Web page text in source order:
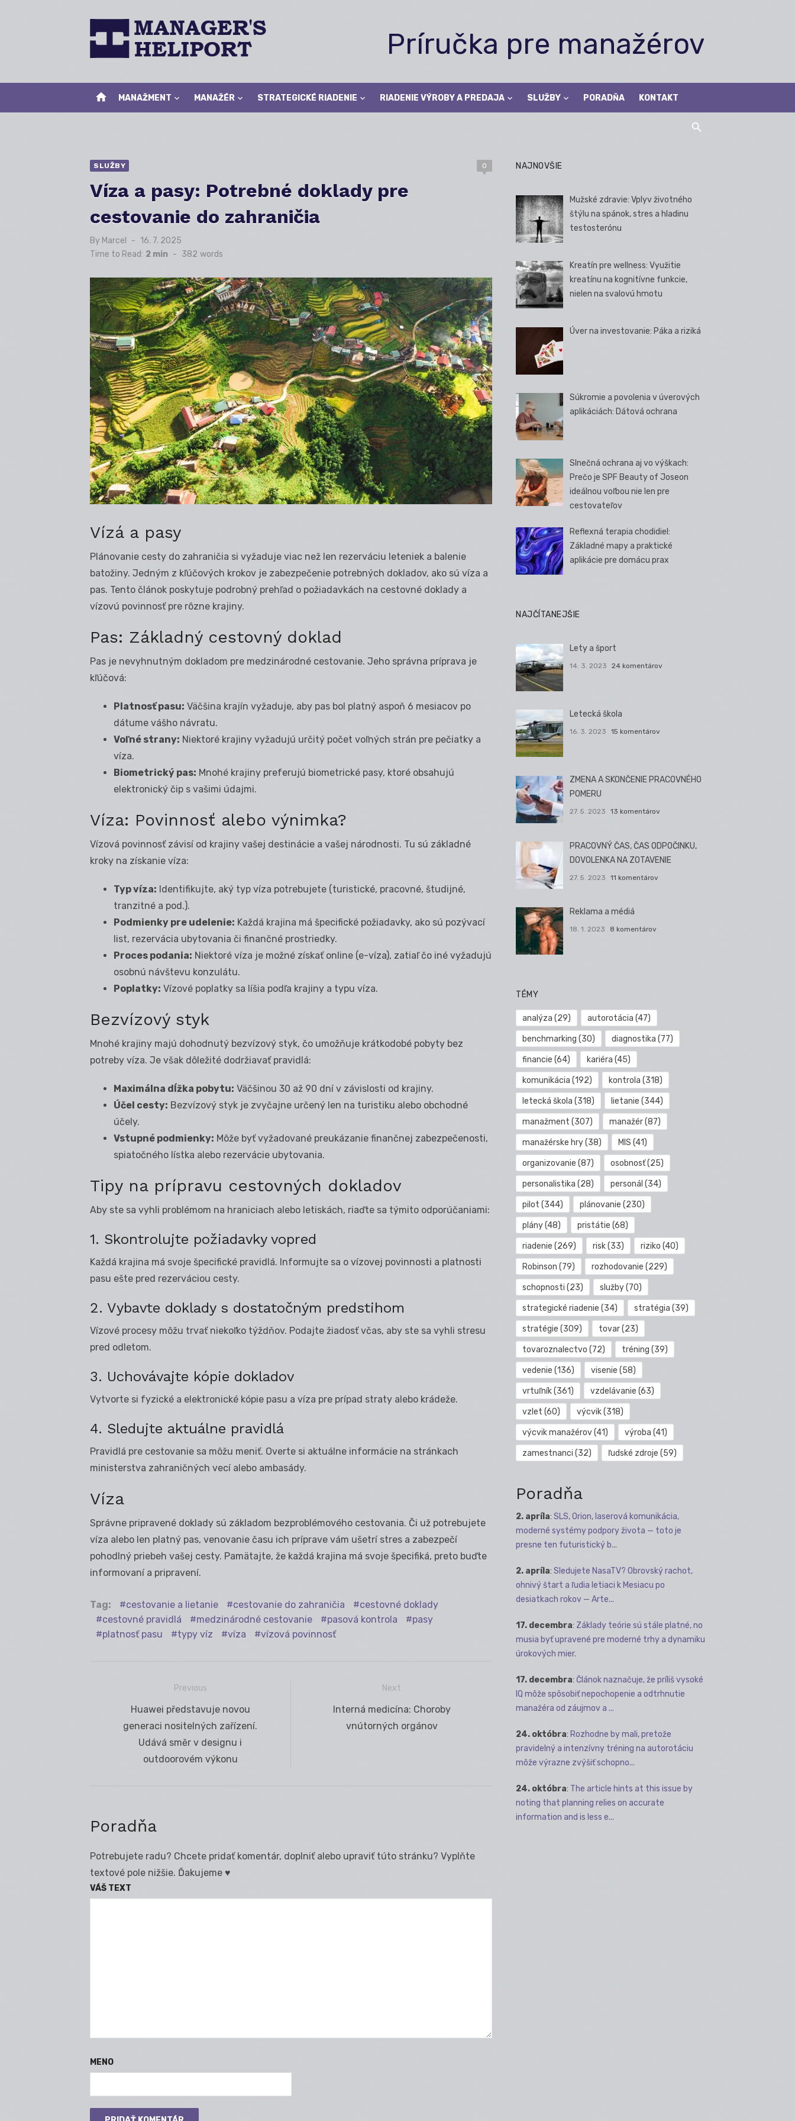
Príručka pre manažérov
home MANAŽMENT MANAŽÉR STRATEGICKÉ RIADENIE RIADENIE VÝROBY A PREDAJA SLUŽBY PORADŇA KONTAKT
SLUŽBY 0
Víza a pasy: Potrebné doklady pre
cestovanie do zahraničia
By Marcel
Posted
on
16. 7. 2025
Time to Read: 2 min - 382 words
Vízá a pasy
Plánovanie cesty do zahraničia si vyžaduje viac než len rezerváciu leteniek a balenie
batožiny. Jedným z kľúčových krokov je zabezpečenie potrebných dokladov, ako sú víza a
pas. Tento článok poskytuje podrobný prehľad o požiadavkách na cestovné doklady a
vízovú povinnosť pre rôzne krajiny.
Pas: Základný cestovný doklad
Pas je nevyhnutným dokladom pre medzinárodné cestovanie. Jeho správna príprava je
kľúčová:
Platnosť pasu: Väčšina krajín vyžaduje, aby pas bol platný aspoň 6 mesiacov po
dátume vášho návratu.
Voľné strany: Niektoré krajiny vyžadujú určitý počet voľných strán pre pečiatky a
víza.
Biometrický pas: Mnohé krajiny preferujú biometrické pasy, ktoré obsahujú
elektronický čip s vašimi údajmi.
Víza: Povinnosť alebo výnimka?
Vízová povinnosť závisí od krajiny vašej destinácie a vašej národnosti. Tu sú základné
kroky na získanie víza:
Typ víza: Identifikujte, aký typ víza potrebujete (turistické, pracovné, študijné,
tranzitné a pod.).
Podmienky pre udelenie: Každá krajina má špecifické požiadavky, ako sú pozývací
list, rezervácia ubytovania či finančné prostriedky.
Proces podania: Niektoré víza je možné získať online (e-víza), zatiaľ čo iné vyžadujú
osobnú návštevu konzulátu.
Poplatky: Vízové poplatky sa líšia podľa krajiny a typu víza.
Bezvízový styk
Mnohé krajiny majú dohodnutý bezvízový styk, čo umožňuje krátkodobé pobyty bez
potreby víza. Je však dôležité dodržiavať pravidlá:
Maximálna dĺžka pobytu: Väčšinou 30 až 90 dní v závislosti od krajiny.
Účel cesty: Bezvízový styk je zvyčajne určený len na turistiku alebo obchodné
účely.
Vstupné podmienky: Môže byť vyžadované preukázanie finančnej zabezpečenosti,
spiatočného lístka alebo rezervácie ubytovania.
Tipy na prípravu cestovných dokladov
Aby ste sa vyhli problémom na hraniciach alebo letiskách, riaďte sa týmito odporúčaniami:
1. Skontrolujte požiadavky vopred
Každá krajina má svoje špecifické pravidlá. Informujte sa o vízovej povinnosti a platnosti
pasu ešte pred rezerváciou cesty.
2. Vybavte doklady s dostatočným predstihom
Vízové procesy môžu trvať niekoľko týždňov. Podajte žiadosť včas, aby ste sa vyhli stresu
pred odletom.
3. Uchovávajte kópie dokladov
Vytvorte si fyzické a elektronické kópie pasu a víza pre prípad straty alebo krádeže.
4. Sledujte aktuálne pravidlá
Pravidlá pre cestovanie sa môžu meniť. Overte si aktuálne informácie na stránkach
ministerstva zahraničných vecí alebo ambasády.
Víza
Správne pripravené doklady sú základom bezproblémového cestovania. Či už potrebujete
víza alebo len platný pas, venovanie času ich príprave vám ušetrí stres a zabezpečí
pohodlný priebeh vašej cesty. Pamätajte, že každá krajina má svoje špecifiká, preto buďte
informovaní a pripravení.
Tag: cestovanie a lietanie cestovanie do zahraničia
cestovné doklady
cestovné pravidlá
medzinárodné cestovanie pasová kontrola
pasy
platnosť pasu
typy víz víza vízová povinnosť
Navigácia
článku
Previous
Previous
post:
Huawei představuje novou
generaci nositelných zařízení.
Udává směr v designu i
outdoorovém výkonu
Next
Interná medicína: Choroby
vnútorných orgánov
Poradňa
Potrebujete radu? Chcete pridať komentár, doplniť alebo upraviť túto stránku? Vyplňte
textové pole nižšie. Ďakujeme ♥
VÁŠ TEXT
MENO
NAJNOVŠIE
Mužské zdravie: Vplyv životného
štýlu na spánok, stres a hladinu
testosterónu
Kreatín pre wellness: Využitie
kreatínu na kognitívne funkcie,
nielen na svalovú hmotu
Úver na investovanie: Páka a riziká
Súkromie a povolenia v úverových
aplikáciách: Dátová ochrana
Slnečná ochrana aj vo výškach:
Prečo je SPF Beauty of Joseon
ideálnou voľbou nie len pre
cestovateľov
Reflexná terapia chodidiel:
Základné mapy a praktické
aplikácie pre domácu prax
NAJČÍTANEJŠIE
Lety a šport
14. 3. 2023 24 komentárov
Letecká škola
16. 3. 2023 15 komentárov
ZMENA A SKONČENIE PRACOVNÉHO
POMERU
27. 5. 2023 13 komentárov
PRACOVNÝ ČAS, ČAS ODPOČINKU,
DOVOLENKA NA ZOTAVENIE
27. 5. 2023 11 komentárov
Reklama a médiá
18. 1. 2023 8 komentárov
TÉMY
analýza (29) autorotácia (47)
benchmarking (30) diagnostika (77)
financie (64) kariéra (45)
komunikácia (192) kontrola (318)
letecká škola (318) lietanie (344)
manažment (307) manažér(87)
manažérske hry(38) MIS (41)
organizovanie (87) osobnosť(25)
personalistika (28) personál (34)
pilot (344) plánovanie (230)
plány(48) pristátie (68)
riadenie (269) risk(33) riziko (40)
Robinson (79) rozhodovanie (229)
schopnosti (23) služby(70)
strategické riadenie (34) stratégia (39)
stratégie (309) tovar(23)
tovaroznalectvo (72) tréning (39)
vedenie (136) visenie (58)
vrtuľník(361) vzdelávanie (63)
vzlet (60) výcvik(318)
výcvik manažérov(41) výroba (41)
zamestnanci (32) ľudské zdroje (59)
Poradňa
2. apríla: SLS, Orion, laserová komunikácia,
moderné systémy podpory života — toto je
presne ten futuristický b...
2. apríla: Sledujete NasaTV? Obrovský rachot,
ohnivý štart a ľudia letiaci k Mesiacu po
desiatkach rokov — Arte...
17. decembra: Základy teórie sú stále platné, no
musia byť upravené pre moderné trhy a dynamiku
úrokových mier.
17. decembra: Článok naznačuje, že príliš vysoké
IQ môže spôsobiť nepochopenie a odtrhnutie
manažéra od záujmov a ...
24. októbra: Rozhodne by mali, pretože
pravidelný a intenzívny tréning na autorotáciu
môže výrazne zvýšiť schopno...
24. októbra: The article hints at this issue by
noting that planning relies on accurate
information and is less e...